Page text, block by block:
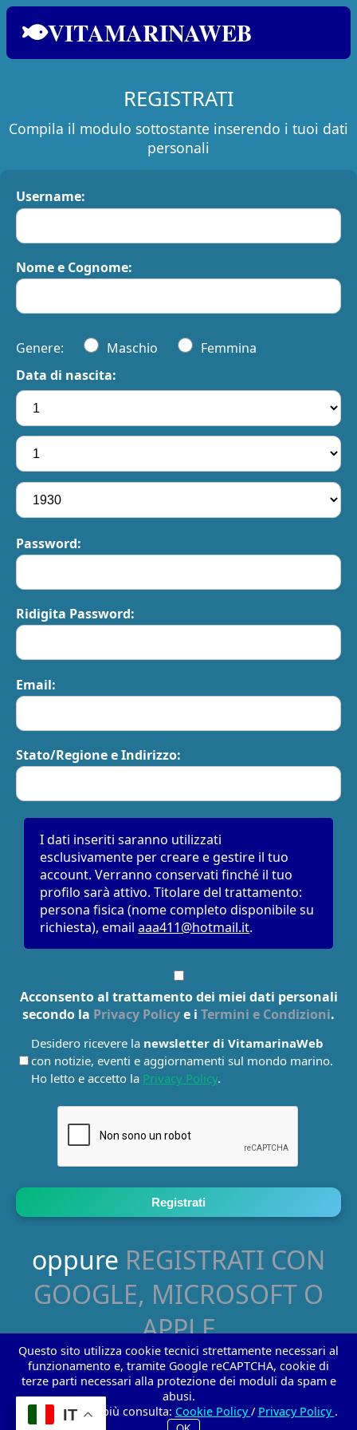
IT
Questo sito utilizza cookie tecnici strettamente necessari al
funzionamento e, tramite Google reCAPTCHA, cookie di
terze parti necessari alla protezione dei moduli da spam e
abusi.
Per saperne di più consulta: Cookie Policy/ Privacy Policy .
VITAMARINAWEB
REGISTRATI
Compila il modulo sottostante inserendo i tuoi dati
personali
Username:
Nome e Cognome:
Genere: Maschio
Femmina
Data di nascita:
Password:
Ridigita Password:
Email:
Stato/Regione e Indirizzo:
I dati inseriti saranno utilizzati
esclusivamente per creare e gestire il tuo
account. Verranno conservati finché il tuo
profilo sarà attivo. Titolare del trattamento:
persona fisica (nome completo disponibile su
richiesta), emailaaa411@hotmail.it.
Acconsento al trattamento dei miei dati personali
secondo la Privacy Policye i Termini e Condizioni.
Desidero ricevere la newsletter di VitamarinaWeb
con notizie, eventi e aggiornamenti sul mondo marino.
Ho letto e accetto la Privacy Policy.
oppure REGISTRATI CON
GOOGLE, MICROSOFT O
APPLE
Info | Home | Contatti